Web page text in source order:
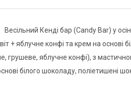
Весільний Кенді бар (Candy Bar) у
+ яблучне конфі та крем на основі
грушеве, яблучне конфі), з
білого шоколаду, поліетишені